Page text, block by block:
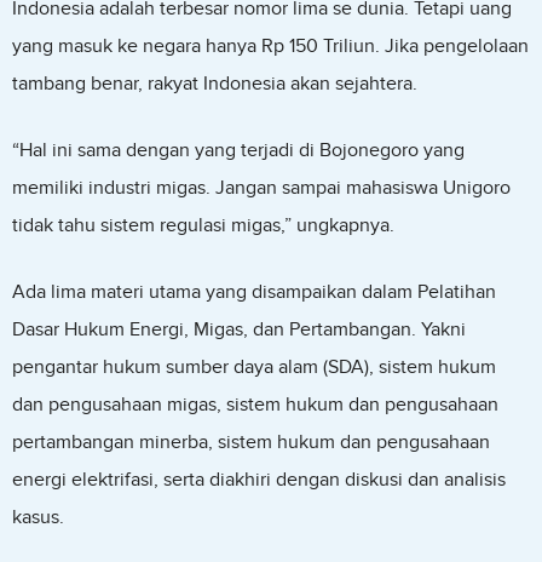
Indonesia adalah terbesar nomor lima se dunia. Tetapi uang
yang masuk ke negara hanya Rp 150 Triliun. Jika pengelolaan
tambang benar, rakyat Indonesia akan sejahtera.
“Hal ini sama dengan yang terjadi di Bojonegoro yang
memiliki industri migas. Jangan sampai mahasiswa Unigoro
tidak tahu sistem regulasi migas,” ungkapnya.
Ada lima materi utama yang disampaikan dalam Pelatihan
Dasar Hukum Energi, Migas, dan Pertambangan. Yakni
pengantar hukum sumber daya alam (SDA), sistem hukum
dan pengusahaan migas, sistem hukum dan pengusahaan
pertambangan minerba, sistem hukum dan pengusahaan
energi elektrifasi, serta diakhiri dengan diskusi dan analisis
kasus.